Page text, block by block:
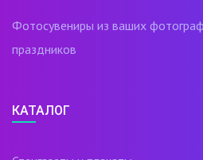
Фотосувениры из ваших
праздников
КАТАЛОГ